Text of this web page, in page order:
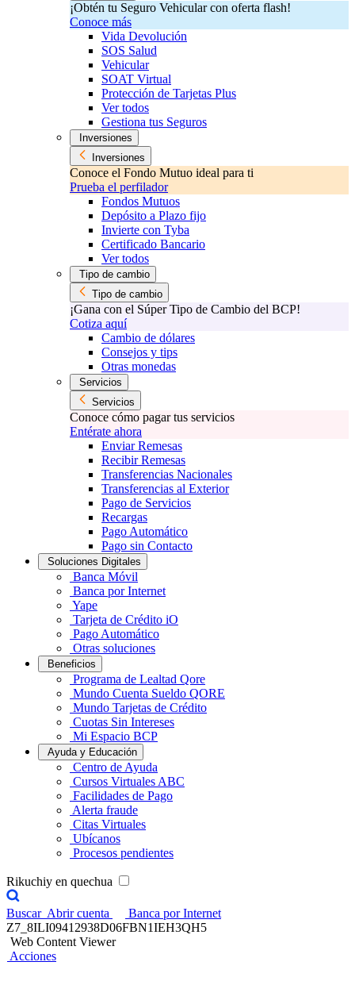
¡Obtén tu Seguro Vehicular con oferta flash!
Conoce más
Vida Devolución
SOS Salud
Vehicular
SOAT Virtual
Protección de Tarjetas Plus
Ver todos
Gestiona tus Seguros
Inversiones
Inversiones
Conoce el Fondo Mutuo ideal para ti
Prueba el perfilador
Fondos Mutuos
Depósito a Plazo fijo
Invierte con Tyba
Certificado Bancario
Ver todos
Tipo de cambio
Tipo de cambio
¡Gana con el Súper Tipo de Cambio del BCP!
Cotiza aquí
Cambio de dólares
Consejos y tips
Otras monedas
Servicios
Servicios
Conoce cómo pagar tus servicios
Entérate ahora
Enviar Remesas
Recibir Remesas
Transferencias Nacionales
Transferencias al Exterior
Pago de Servicios
Recargas
Pago Automático
Pago sin Contacto
Soluciones Digitales
Banca Móvil
Banca por Internet
Yape
Tarjeta de Crédito iO
Pago Automático
Otras soluciones
Beneficios
Programa de Lealtad Qore
Mundo Cuenta Sueldo QORE
Mundo Tarjetas de Crédito
Cuotas Sin Intereses
Mi Espacio BCP
Ayuda y Educación
Centro de Ayuda
Cursos Virtuales ABC
Facilidades de Pago
Alerta fraude
Citas Virtuales
Ubícanos
Procesos pendientes
Rikuchiy en quechua
Buscar Abrir cuenta
Banca por Internet
Z7_8ILI09412938D06FBN1IEH3QH5
Web Content Viewer
Acciones